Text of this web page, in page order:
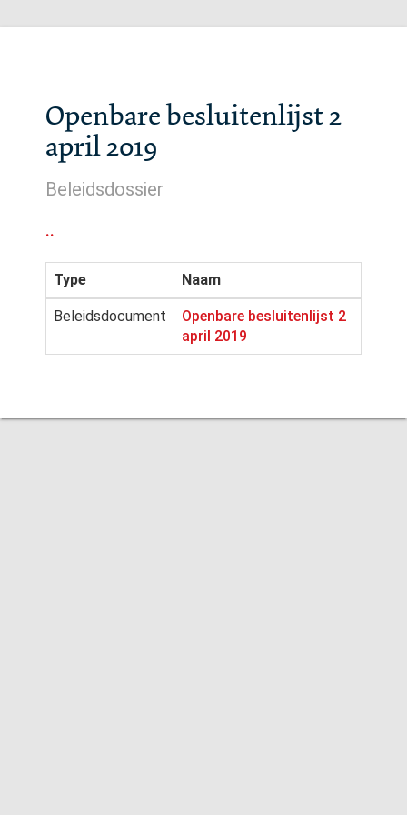
Openbare besluitenlijst 2
april 2019
Beleidsdossier
..
Type Naam
Beleidsdocument
Openbare besluitenlijst 2
april 2019